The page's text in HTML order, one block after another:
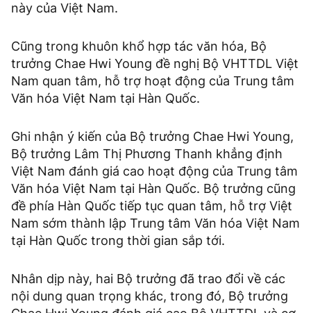
này của Việt Nam.
Cũng trong khuôn khổ hợp tác văn hóa, Bộ
trưởng Chae Hwi Young đề nghị Bộ VHTTDL Việt
Nam quan tâm, hỗ trợ hoạt động của Trung tâm
Văn hóa Việt Nam tại Hàn Quốc.
Ghi nhận ý kiến của Bộ trưởng Chae Hwi Young,
Bộ trưởng Lâm Thị Phương Thanh khẳng định
Việt Nam đánh giá cao hoạt động của Trung tâm
Văn hóa Việt Nam tại Hàn Quốc. Bộ trưởng cũng
đề phía Hàn Quốc tiếp tục quan tâm, hỗ trợ Việt
Nam sớm thành lập Trung tâm Văn hóa Việt Nam
tại Hàn Quốc trong thời gian sắp tới.
Nhân dịp này, hai Bộ trưởng đã trao đổi về các
nội dung quan trọng khác, trong đó, Bộ trưởng